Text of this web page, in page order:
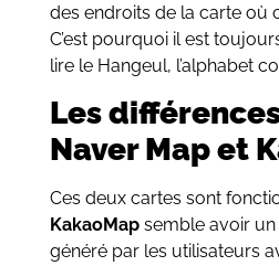
des endroits de la carte où
C’est pourquoi il est
lire le Hangeul, l’alphabet
Les
Naver Map et
Ces deux cartes sont
KakaoMapsemble avoir
généré par les utilisateurs